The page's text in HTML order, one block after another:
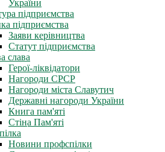
України
підприємства
підприємства
Заяви керівництва
Статут підприємства
слава
Герої-ліквідатори
Нагороди СРСР
Нагороди міста Славутич
Державні нагороди України
Книга пам'яті
Стіна Пам'яті
Новини профспілки